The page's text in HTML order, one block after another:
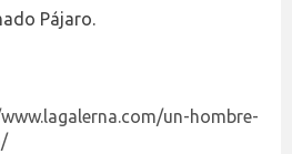
Pájaro.
un-hombre-